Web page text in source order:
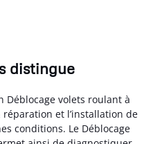
distingue
Déblocage volets roulant à
et l’installation de
conditions. Le Déblocage